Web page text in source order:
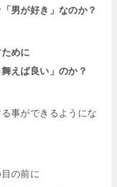
男が好き」なのか？
めに
えば良い」のか？
事ができるようにな
の前に